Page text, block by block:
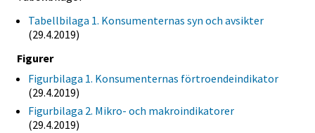
Tabellbilaga 1. Konsumenternas syn och avsikter
(29.4.2019)
Figurer
Figurbilaga 1. Konsumenternas förtroendeindikator
(29.4.2019)
Figurbilaga 2. Mikro- och makroindikatorer
(29.4.2019)